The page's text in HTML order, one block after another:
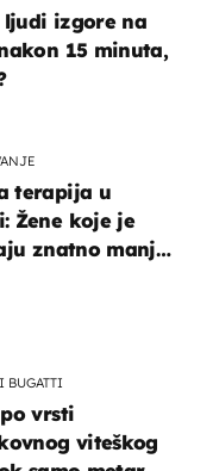
ljudi izgore na
15 minuta,
terapija u
Žene koje je
znatno manji
BUGATTI
vrsti
viteškog